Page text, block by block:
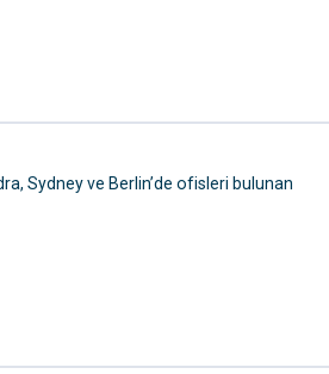
Sydney ve Berlin’de ofisleri bulunan